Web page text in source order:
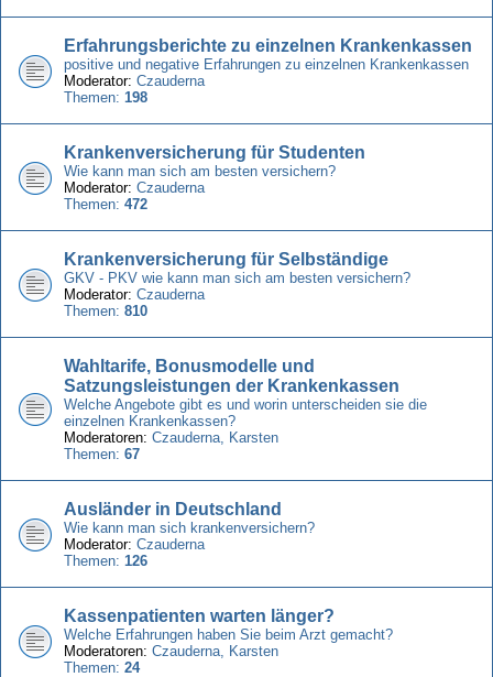
Erfahrungsberichte zu einzelnen Krankenkassen
positive und negative Erfahrungen zu einzelnen Krankenkassen
Moderator: Czauderna
Themen: 198
Krankenversicherung für Studenten
Wie kann man sich am besten versichern?
Moderator: Czauderna
Themen: 472
Krankenversicherung für Selbständige
GKV - PKV wie kann man sich am besten versichern?
Moderator: Czauderna
Themen: 810
Wahltarife, Bonusmodelle und
Satzungsleistungen der Krankenkassen
Welche Angebote gibt es und worin unterscheiden sie die
einzelnen Krankenkassen?
Moderatoren: Czauderna, Karsten
Themen: 67
Ausländer in Deutschland
Wie kann man sich krankenversichern?
Moderator: Czauderna
Themen: 126
Kassenpatienten warten länger?
Welche Erfahrungen haben Sie beim Arzt gemacht?
Moderatoren: Czauderna, Karsten
Themen: 24